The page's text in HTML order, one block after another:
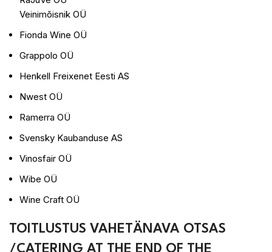
Veinimõisnik OÜ
Fionda Wine OÜ
Grappolo OÜ
Henkell Freixenet Eesti AS
Nwest OÜ
Ramerra OÜ
Svensky Kaubanduse AS
Vinosfair OÜ
Wibe OÜ
Wine Craft OÜ
TOITLUSTUS VAHETÄNAVA OTSAS
/CATERING AT THE END OF THE